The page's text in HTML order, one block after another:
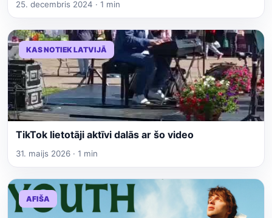
25. decembris 2024 · 1 min
KAS NOTIEK LATVIJĀ
TikTok lietotāji aktīvi dalās ar šo video
31. maijs 2026 · 1 min
AFIŠA